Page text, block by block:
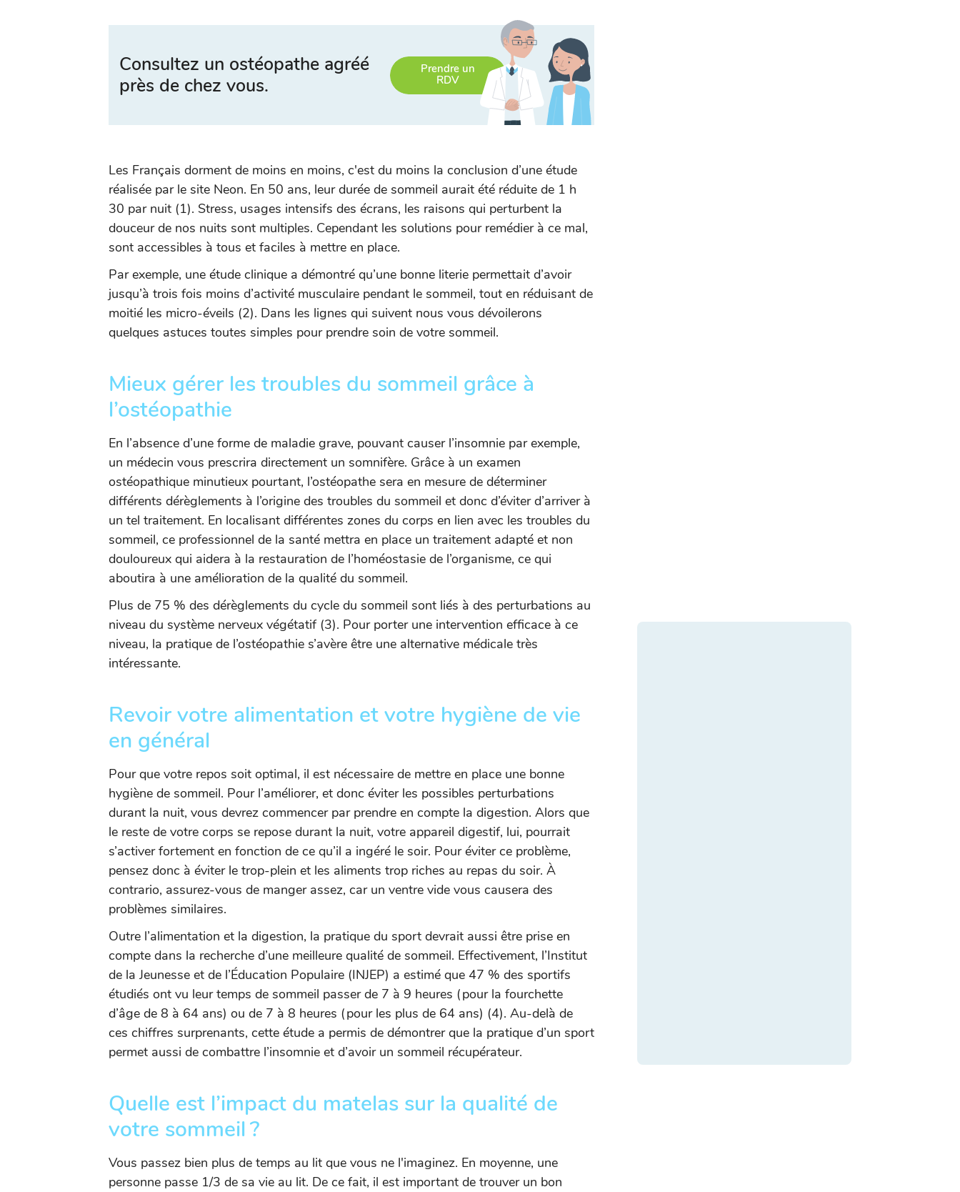
Consultez un ostéopathe agréé
près de chez vous.
Prendre un
RDV
Les Français dorment de moins en moins, c'est du moins la conclusion d’une étude
réalisée par le site Neon. En 50 ans, leur durée de sommeil aurait été réduite de 1 h
30 par nuit (1). Stress, usages intensifs des écrans, les raisons qui perturbent la
douceur de nos nuits sont multiples. Cependant les solutions pour remédier à ce mal,
sont accessibles à tous et faciles à mettre en place.
Par exemple, une étude clinique a démontré qu’une bonne literie permettait d’avoir
jusqu’à trois fois moins d’activité musculaire pendant le sommeil, tout en réduisant de
moitié les micro-éveils (2). Dans les lignes qui suivent nous vous dévoilerons
quelques astuces toutes simples pour prendre soin de votre sommeil.
Mieux gérer les troubles du sommeil grâce à
l’ostéopathie
En l’absence d’une forme de maladie grave, pouvant causer l’insomnie par exemple,
un médecin vous prescrira directement un somnifère. Grâce à un examen
ostéopathique minutieux pourtant, l’ostéopathe sera en mesure de déterminer
différents dérèglements à l’origine des troubles du sommeil et donc d’éviter d’arriver à
un tel traitement. En localisant différentes zones du corps en lien avec les troubles du
sommeil, ce professionnel de la santé mettra en place un traitement adapté et non
douloureux qui aidera à la restauration de l’homéostasie de l’organisme, ce qui
aboutira à une amélioration de la qualité du sommeil.
Plus de 75 % des dérèglements du cycle du sommeil sont liés à des perturbations au
niveau du système nerveux végétatif (3). Pour porter une intervention efficace à ce
niveau, la pratique de l’ostéopathie s’avère être une alternative médicale très
intéressante.
Revoir votre alimentation et votre hygiène de vie
en général
Pour que votre repos soit optimal, il est nécessaire de mettre en place une bonne
hygiène de sommeil. Pour l’améliorer, et donc éviter les possibles perturbations
durant la nuit, vous devrez commencer par prendre en compte la digestion. Alors que
le reste de votre corps se repose durant la nuit, votre appareil digestif, lui, pourrait
s’activer fortement en fonction de ce qu’il a ingéré le soir. Pour éviter ce problème,
pensez donc à éviter le trop-plein et les aliments trop riches au repas du soir. À
contrario, assurez-vous de manger assez, car un ventre vide vous causera des
problèmes similaires.
Outre l’alimentation et la digestion, la pratique du sport devrait aussi être prise en
compte dans la recherche d’une meilleure qualité de sommeil. Effectivement, l’Institut
de la Jeunesse et de l’Éducation Populaire (INJEP) a estimé que 47 % des sportifs
étudiés ont vu leur temps de sommeil passer de 7 à 9 heures (pour la fourchette
d’âge de 8 à 64 ans) ou de 7 à 8 heures (pour les plus de 64 ans) (4). Au-delà de
ces chiffres surprenants, cette étude a permis de démontrer que la pratique d’un sport
permet aussi de combattre l’insomnie et d’avoir un sommeil récupérateur.
Quelle est l’impact du matelas sur la qualité de
votre sommeil ?
Vous passez bien plus de temps au lit que vous ne l'imaginez. En moyenne, une
personne passe 1/3 de sa vie au lit. De ce fait, il est important de trouver un bon